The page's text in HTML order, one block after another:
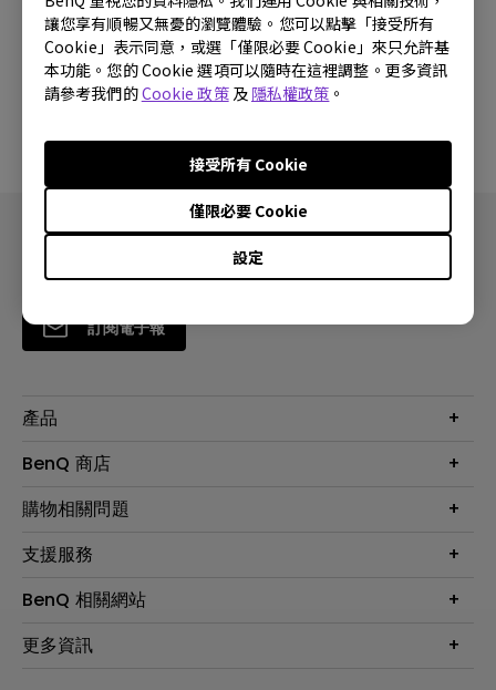
讓您享有順暢又無憂的瀏覽體驗。您可以點擊「接受所有
Cookie」表示同意，或選「僅限必要 Cookie」來只允許基
本功能。您的 Cookie 選項可以隨時在這裡調整。更多資訊
請參考我們的Cookie 政策及 隱私權政策 。
設定
僅限必要 Cookie
接受所有 Cookie
沒有常見問題的影片
訂閱電子報
產品
大型液晶
投影機
智慧照明
專業拍物視訊鏡頭
BenQ 商店
最新產品與活動
尋找銷售據點
會員綁定LINE教學
購物相關問題
第一次購物就上手
延長保固購買
贈品兌換網站首頁
支援服務
服務公告
保固條例
BenQ 相關網站
專業商用解決方案
更多資訊